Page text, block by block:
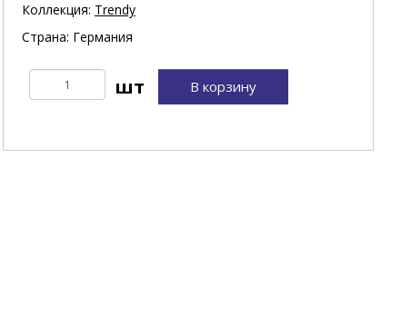
Коллекция: Trendy
Страна: Германия
В корзину